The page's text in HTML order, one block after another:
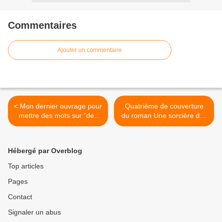
Commentaires
Ajouter un commentaire
< Mon dernier ouvrage pour
mettre des mots sur "des
maux", phrase très utilisée
Quatrième de couverture
du roman Une sorcière des
temps modernes >
Hébergé par Overblog
Top articles
Pages
Contact
Signaler un abus